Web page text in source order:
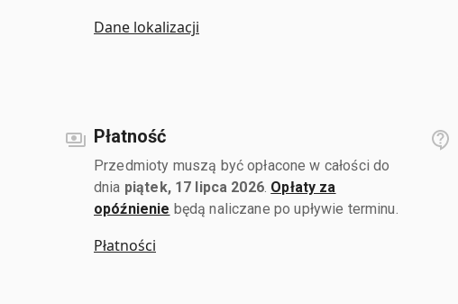
Dane lokalizacji
Płatność
Przedmioty muszą być opłacone w całości do
dnia piątek, 17 lipca 2026. Opłaty za
opóźnienie będą naliczane po upływie terminu.
Płatności